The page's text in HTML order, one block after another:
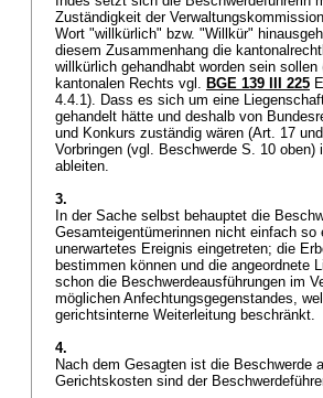
Zuständigkeit der
Wort "willkürlich" bzw. "Willkür"
diesem Zusammenhang die
willkürlich gehandhabt worden sein
kantonalen Rechts vgl. BGE 139 III 225
4.4.1). Dass es sich um eine
gehandelt hätte und deshalb von
und Konkurs zuständig wären (Art. 17
Vorbringen (vgl. Beschwerde S. 10
ableiten.
3.
In der Sache selbst behauptet die
Gesamteigentümerinnen nicht einfach
unerwartetes Ereignis eingetreten; die
bestimmen können und die angeordnete
schon die Beschwerdeausführungen im
möglichen Anfechtungsgegenstandes,
gerichtsinterne Weiterleitung beschränkt.
4.
Nach dem Gesagten ist die Beschwerde
Gerichtskosten sind der